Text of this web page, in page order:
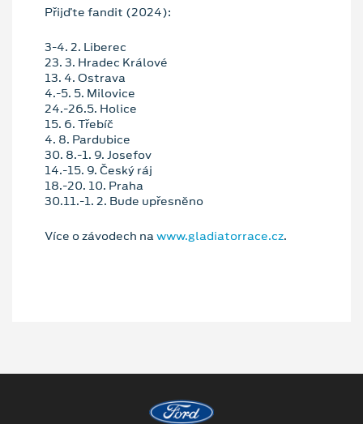
Přijďte fandit (2024):
3-4. 2. Liberec
23. 3. Hradec Králové
13. 4. Ostrava
4.-5. 5. Milovice
24.-26.5. Holice
15. 6. Třebíč
4. 8. Pardubice
30. 8.-1. 9. Josefov
14.-15. 9. Český ráj
18.-20. 10. Praha
30.11.-1. 2. Bude upřesněno
Více o závodech na www.gladiatorrace.cz.